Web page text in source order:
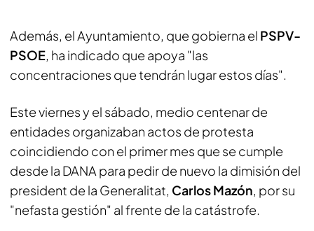
Además, el Ayuntamiento, que gobierna el PSPV-
PSOE, ha indicado que apoya "las
concentraciones que tendrán lugar estos días".
Este viernes y el sábado, medio centenar de
entidades organizaban actos de protesta
coincidiendo con el primer mes que se cumple
desde la DANA para pedir de nuevo la dimisión del
president de la Generalitat, Carlos Mazón, por su
"nefasta gestión" al frente de la catástrofe.